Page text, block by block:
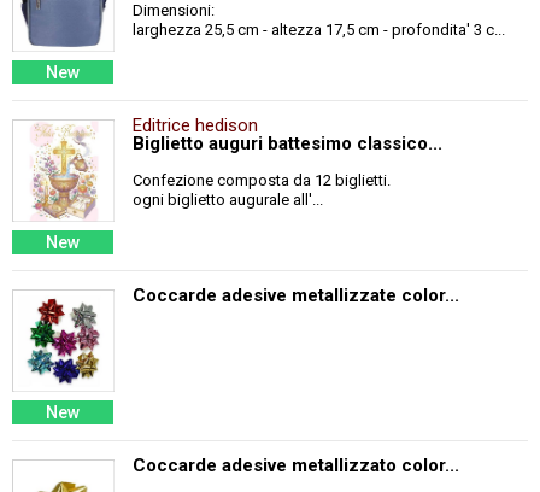
New
Dimensioni:
larghezza 25,5 cm - altezza 17,5 cm - profondita' 3 c...
New
Editrice hedison
Biglietto auguri battesimo classico...
Confezione composta da 12 biglietti.
ogni biglietto augurale all'...
New
Coccarde adesive metallizzate color...
Coccarde adesive metallizzato color...